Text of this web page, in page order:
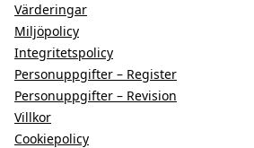
Värderingar
Miljöpolicy
Integritetspolicy
Personuppgifter – Register
Personuppgifter – Revision
Villkor
Cookiepolicy